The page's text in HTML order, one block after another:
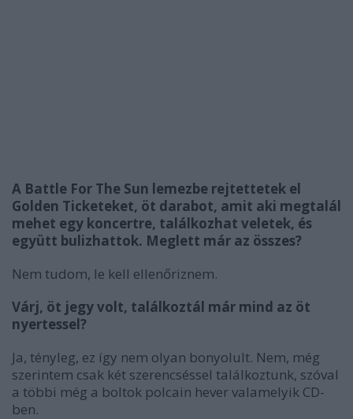
A Battle For The Sun lemezbe rejtettetek el
Golden Ticketeket, öt darabot, amit aki megtalál
mehet egy koncertre, találkozhat veletek, és
együtt bulizhattok. Meglett már az összes?
Nem tudom, le kell ellenőriznem.
Várj, öt jegy volt, találkoztál már mind az öt
nyertessel?
Ja, tényleg, ez így nem olyan bonyolult. Nem, még
szerintem csak két szerencséssel találkoztunk, szóval
a többi még a boltok polcain hever valamelyik CD-
ben.